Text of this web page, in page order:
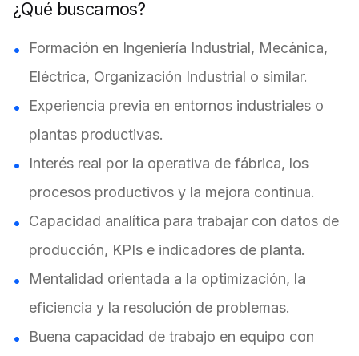
¿Qué buscamos?
Formación en Ingeniería Industrial, Mecánica,
Eléctrica, Organización Industrial o similar.
Experiencia previa en entornos industriales o
plantas productivas.
Interés real por la operativa de fábrica, los
procesos productivos y la mejora continua.
Capacidad analítica para trabajar con datos de
producción, KPIs e indicadores de planta.
Mentalidad orientada a la optimización, la
eficiencia y la resolución de problemas.
Buena capacidad de trabajo en equipo con